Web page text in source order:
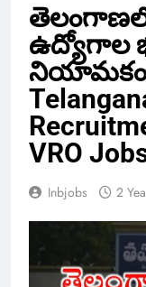
తెలంగాణలో
ఉద్యోగాల
నియామకం
VRO
Inbjobs 2